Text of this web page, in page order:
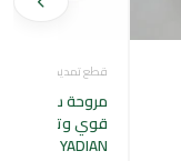
قطع تمديدات نحاس
مروحة سقفية
قوي وتشغيل
YADIAN محرك نحاسي عالي الكفاءة